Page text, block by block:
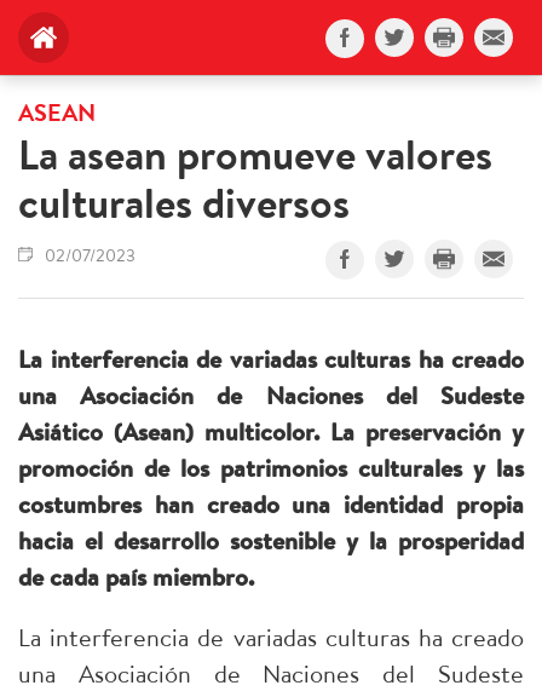
ASEAN
La asean promueve valores
culturales diversos
02/07/2023
La interferencia de variadas culturas ha creado
una Asociación de Naciones del Sudeste
Asiático (Asean) multicolor. La preservación y
promoción de los patrimonios culturales y las
costumbres han creado una identidad propia
hacia el desarrollo sostenible y la prosperidad
de cada país miembro.
La interferencia de variadas culturas ha creado
una Asociación de Naciones del Sudeste